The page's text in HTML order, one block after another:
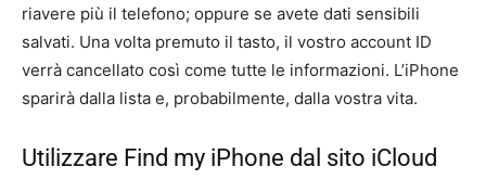
riavere più il telefono; oppure se avete dati sensibili
salvati. Una volta premuto il tasto, il vostro account ID
verrà cancellato così come tutte le informazioni. L’iPhone
sparirà dalla lista e, probabilmente, dalla vostra vita.
Utilizzare Find my iPhone dal sito iCloud